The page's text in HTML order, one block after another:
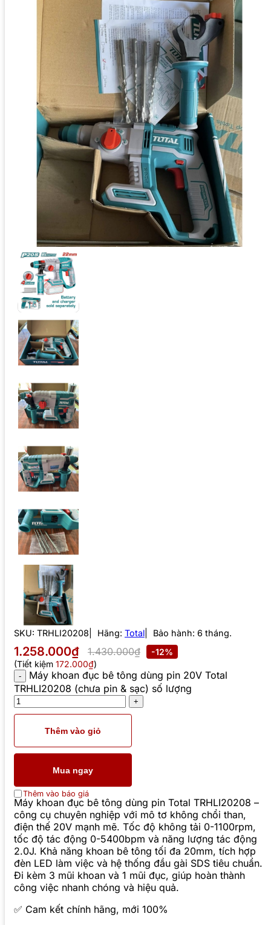
SKU: TRHLI20208 Hãng: Total Bảo hành: 6 tháng.
1.258.000₫ 1.430.000₫
-12%
(Tiết kiệm 172.000₫)
Máy khoan đục bê tông dùng pin 20V Total
TRHLI20208 (chưa pin & sạc) số lượng
Thêm vào giỏ
Mua ngay
Thêm vào báo giá
Máy khoan đục bê tông dùng pin Total TRHLI20208 –
công cụ chuyên nghiệp với mô tơ không chổi than,
điện thế 20V mạnh mẽ. Tốc độ không tải 0-1100rpm,
tốc độ tác động 0-5400bpm và năng lượng tác động
2.0J. Khả năng khoan bê tông tối đa 20mm, tích hợp
đèn LED làm việc và hệ thống đầu gài SDS tiêu chuẩn.
Đi kèm 3 mũi khoan và 1 mũi đục, giúp hoàn thành
công việc nhanh chóng và hiệu quả.
✅ Cam kết chính hãng, mới 100%